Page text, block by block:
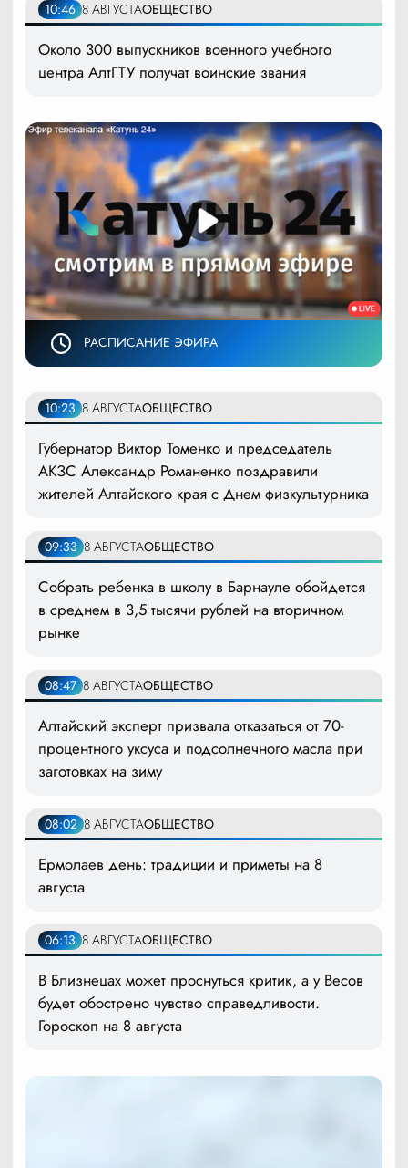
10:46 8 АВГУСТАОБЩЕСТВО
Около 300 выпускников военного учебного
центра АлтГТУ получат воинские звания
РАСПИСАНИЕ ЭФИРА
10:23 8 АВГУСТАОБЩЕСТВО
Губернатор Виктор Томенко и председатель
АКЗС Александр Романенко поздравили
жителей Алтайского края с Днем физкультурника
09:33 8 АВГУСТАОБЩЕСТВО
Собрать ребенка в школу в Барнауле обойдется
в среднем в 3,5 тысячи рублей на вторичном
рынке
08:47 8 АВГУСТАОБЩЕСТВО
Алтайский эксперт призвала отказаться от 70-
процентного уксуса и подсолнечного масла при
заготовках на зиму
08:02 8 АВГУСТАОБЩЕСТВО
Ермолаев день: традиции и приметы на 8
августа
06:13 8 АВГУСТАОБЩЕСТВО
В Близнецах может проснуться критик, а у Весов
будет обострено чувство справедливости.
Гороскоп на 8 августа